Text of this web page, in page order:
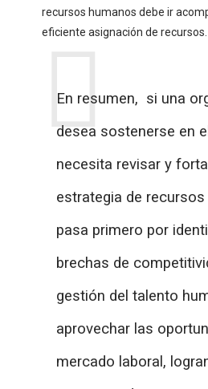
recursos humanos debe ir
eficiente asignación de recursos.
En resumen, si una
desea sostenerse en
necesita revisar y
estrategia de
pasa primero por
brechas de
gestión del talento
aprovechar las
mercado laboral,